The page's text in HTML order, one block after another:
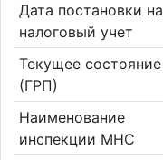
Дата постановки на
налоговый учет
Текущее состояние
(ГРП)
Наименование
инспекции МНС